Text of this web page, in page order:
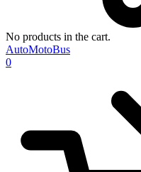
No products in the cart.
AutoMotoBus
0